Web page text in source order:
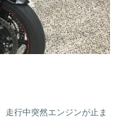
走行中突然エンジンが止ま